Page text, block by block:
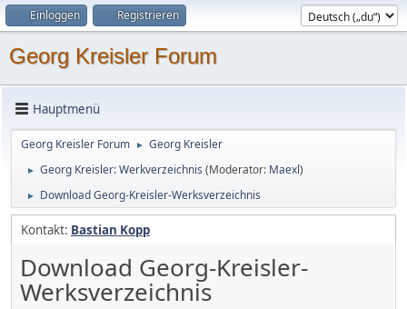
Einloggen Registrieren
Georg Kreisler Forum
Hauptmenü
Georg Kreisler Forum ► Georg Kreisler
► Georg Kreisler: Werkverzeichnis (Moderator: Maexl)
► Download Georg-Kreisler-Werksverzeichnis
Kontakt: Bastian Kopp
Download Georg-Kreisler-
Werksverzeichnis